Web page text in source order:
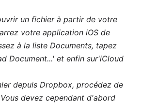
un fichier à partir de votre
votre application iOS de
à la liste Documents, tapez
Document...' et enfin sur'iCloud
depuis Dropbox, procédez de
devez cependant d'abord